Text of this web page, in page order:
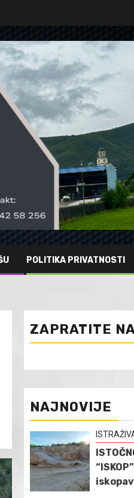
POLITIKA PRIVATNOSTI
ZAPRATITE
NAJNOVIJE